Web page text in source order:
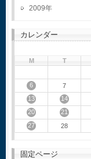
2009
カレンダー
M
T
6
7
13
14
20
21
27
28
固定ページ